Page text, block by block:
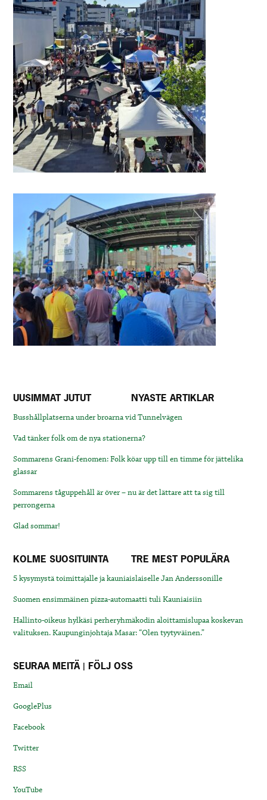
UUSIMMAT JUTUT NYASTE ARTIKLAR
Busshållplatserna under broarna vid Tunnelvägen
Vad tänker folk om de nya stationerna?
Sommarens Grani-fenomen: Folk köar upp till en timme för jättelika
glassar
Sommarens tåguppehåll är över – nu är det lättare att ta sig till
perrongerna
Glad sommar!
KOLME SUOSITUINTA TRE MEST POPULÄRA
5 kysymystä toimittajalle ja kauniaislaiselle Jan Anderssonille
Suomen ensimmäinen pizza-automaatti tuli Kauniaisiin
Hallinto-oikeus hylkäsi perheryhmäkodin aloittamislupaa koskevan
valituksen. Kaupunginjohtaja Masar: “Olen tyytyväinen.”
SEURAA MEITÄ | FÖLJ OSS
Email
GooglePlus
Facebook
Twitter
RSS
YouTube